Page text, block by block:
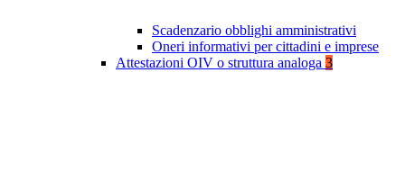
Scadenzario obblighi amministrativi
Oneri informativi per cittadini e imprese
Attestazioni OIV o struttura analoga 3